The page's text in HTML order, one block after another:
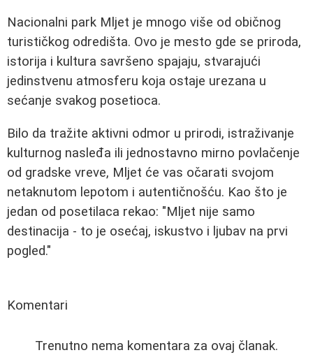
Nacionalni park Mljet je mnogo više od običnog
turističkog odredišta. Ovo je mesto gde se priroda,
istorija i kultura savršeno spajaju, stvarajući
jedinstvenu atmosferu koja ostaje urezana u
sećanje svakog posetioca.
Bilo da tražite aktivni odmor u prirodi, istraživanje
kulturnog nasleđa ili jednostavno mirno povlačenje
od gradske vreve, Mljet će vas očarati svojom
netaknutom lepotom i autentičnošću. Kao što je
jedan od posetilaca rekao: "Mljet nije samo
destinacija - to je osećaj, iskustvo i ljubav na prvi
pogled."
Komentari
Trenutno nema komentara za ovaj članak.